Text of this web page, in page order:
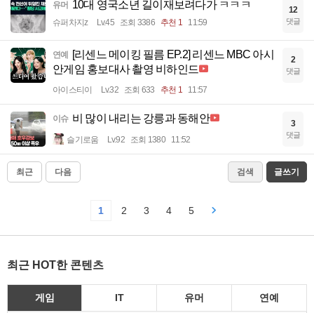
유머 10대 영국소년 길이재보려다가 ㅋㅋㅋ
슈퍼차지z Lv.45 조회 3386 추천 1 11:59
12
댓글
연예
[리센느 메이킹 필름 EP.2] 리센느 MBC 아시
안게임 홍보대사 촬영 비하인드
아이스티이 Lv.32 조회 633 추천 1 11:57
2
댓글
이슈 비 많이 내리는 강릉과 동해안
슬기로움 Lv.92 조회 1380 11:52
3
댓글
최근 다음 검색 글쓰기
1 2 3 4 5
최근 HOT한 콘텐츠
게임 IT 유머 연예